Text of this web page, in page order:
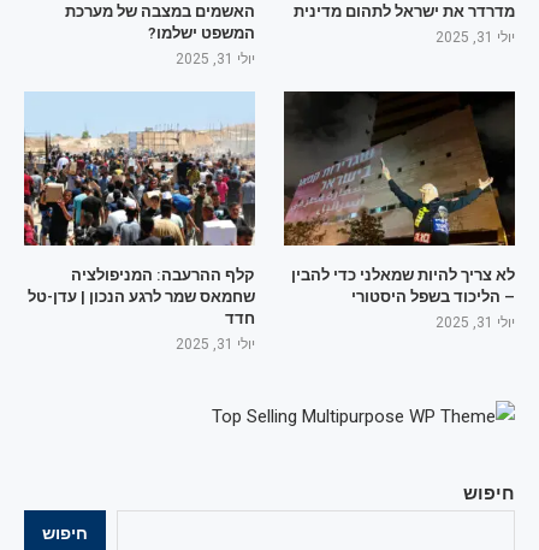
חיפוש
חיפוש
מדרדר את ישראל לתהום מדינית
יולי 31, 2025
האשמים במצבה של מערכת
המשפט ישלמו?
יולי 31, 2025
לא צריך להיות שמאלני כדי להבין
– הליכוד בשפל היסטורי
יולי 31, 2025
קלף ההרעבה: המניפולציה
שחמאס שמר לרגע הנכון | עדן-טל
חדד
יולי 31, 2025